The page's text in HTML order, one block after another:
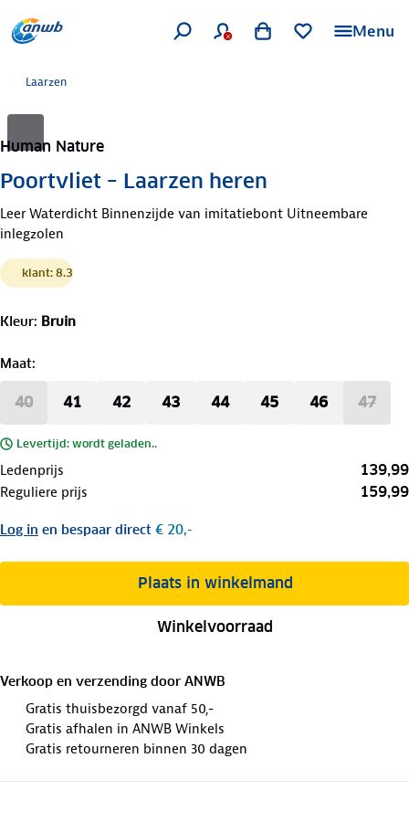
Menu
Laarzen
Human Nature
Poortvliet – Laarzen heren
Leer Waterdicht Binnenzijde van imitatiebont Uitneembare
inlegzolen
klant: 8.3
Kleur: Bruin
Maat:
40 41 42 43 44 45 46 47
Levertijd: wordt geladen..
Ledenprijs 139,99
Reguliere prijs 159,99
Log in en bespaar direct € 20,-
Plaats in winkelmand
Winkelvoorraad
Verkoop en verzending door ANWB
Gratis thuisbezorgd vanaf 50,-
Gratis afhalen in ANWB Winkels
Gratis retourneren binnen 30 dagen